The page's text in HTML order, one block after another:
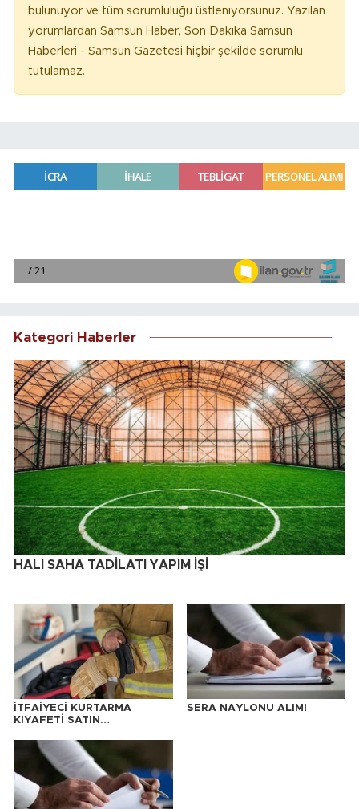
bulunuyor ve tüm sorumluluğu üstleniyorsunuz. Yazılan
yorumlardan Samsun Haber, Son Dakika Samsun
Haberleri - Samsun Gazetesi hiçbir şekilde sorumlu
tutulamaz.
Kategori Haberler
HALI SAHA TADİLATI YAPIM İŞİ
İTFAİYECİ KURTARMA
KIYAFETİ SATIN
SERA NAYLONU ALIMI